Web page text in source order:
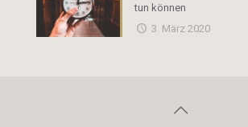
tun können
3. März 2020